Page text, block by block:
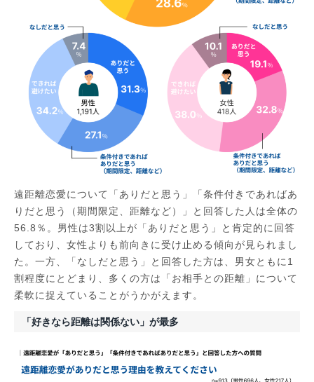
遠距離恋愛について「ありだと思う」「条件付きであればあ
りだと思う（期間限定、距離など）」と回答した人は全体の
56.8％。男性は3割以上が「ありだと思う」と肯定的に回答
しており、女性よりも前向きに受け止める傾向が見られまし
た。一方、「なしだと思う」と回答した方は、男女ともに1
割程度にとどまり、多くの方は「お相手との距離」について
柔軟に捉えていることがうかがえます。
「好きなら距離は関係ない」が最多